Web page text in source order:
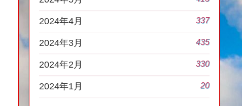
2024年4月 337
2024年3月 435
2024年2月 330
2024年1月 20